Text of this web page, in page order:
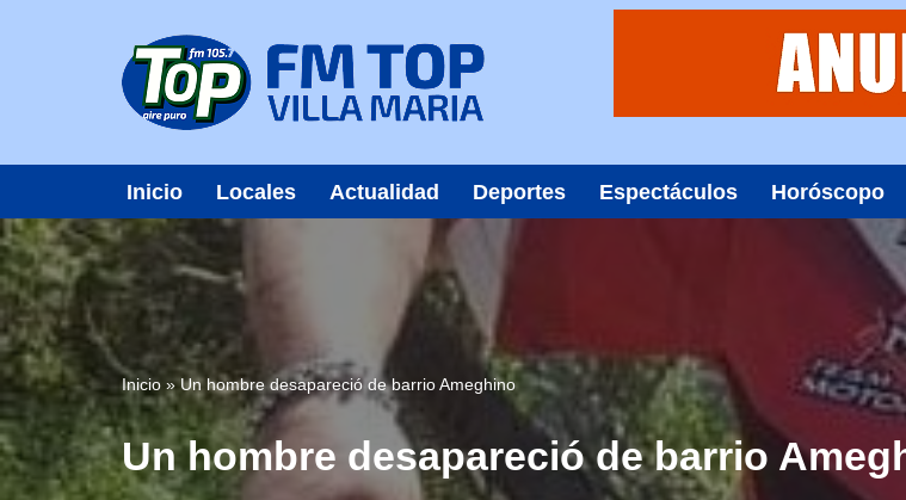
Inicio Locales Actualidad Deportes Espectáculos Horóscopo
Inicio »Un hombre desapareció de barrio Ameghino
Un hombre desapareció de barrio